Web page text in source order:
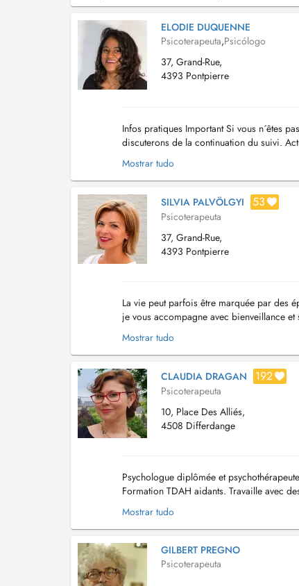
ELODIE DUQUENNE
Psicoterapeuta,Psicólogo
37, Grand-Rue,
4393 Pontpierre
Infos pratiques Important Si vous n´êtes
discuterons de la continuation du suivi.
questions, veuillez bien vouloi...
Mostrar tudo
SILVIA PALVÖLGYI 53
Psicoterapeuta
37, Grand-Rue,
4393 Pontpierre
La vie peut parfois être marquée par des
je vous accompagne avec bienveillance
ressources et à retrouver un équilibre
Mostrar tudo
CLAUDIA DRAGAN 192
Psicoterapeuta
10, Place Des Alliés,
4508 Differdange
Psychologue diplômée et
Formation TDAH aidants. Travaille avec
individuelles ou de groupe, aucune exper...
Mostrar tudo
GILBERT PREGNO
Psicoterapeuta